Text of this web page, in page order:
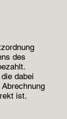
des
dabei
ist.